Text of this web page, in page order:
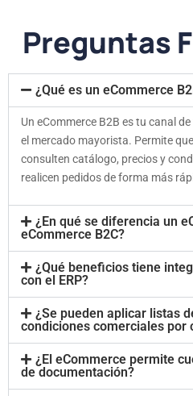
Preguntas
¿Qué es un eCommerce
Un eCommerce B2B es tu canal
el mercado mayorista. Permite
consulten catálogo, precios y
realicen pedidos de forma más
¿En qué se diferencia un
eCommerce B2C?
¿Qué beneficios tiene
con el ERP?
¿Se pueden aplicar listas
condiciones comerciales por
¿El eCommerce permite
de documentación?